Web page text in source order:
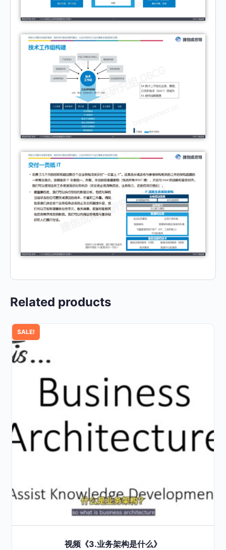
Related products
SALE!
视频《3.业务架构是什么》